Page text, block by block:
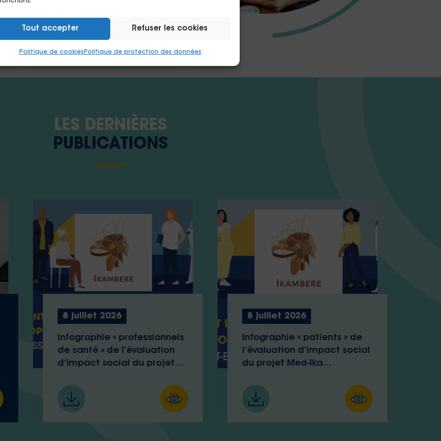
Tout accepter Refuser les cookies
Politique de cookies Politique de protection des données
LES DERNIÈRES
PUBLICATIONS
8 juillet 2026
Infographie « professionnels
de santé » de l’évaluation
d’impact social du projet
8 juillet 2026
Infographie « patients » de
l’évaluation d’impact social
du projet Med-Ika